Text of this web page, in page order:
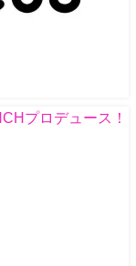
プロデュース！